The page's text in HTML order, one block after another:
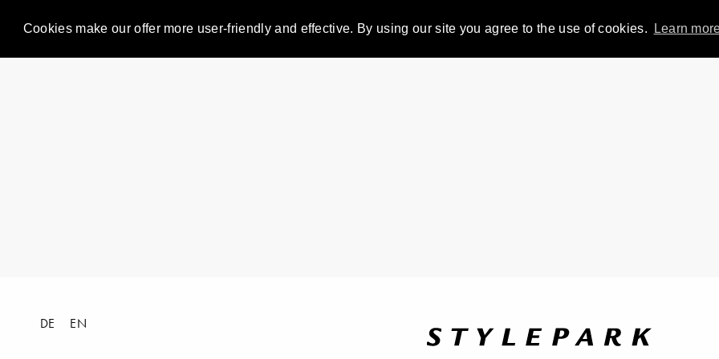
Cookies make our offer more user-friendly and effective. By using our site you agree to the use of cookies. Learn
DE EN